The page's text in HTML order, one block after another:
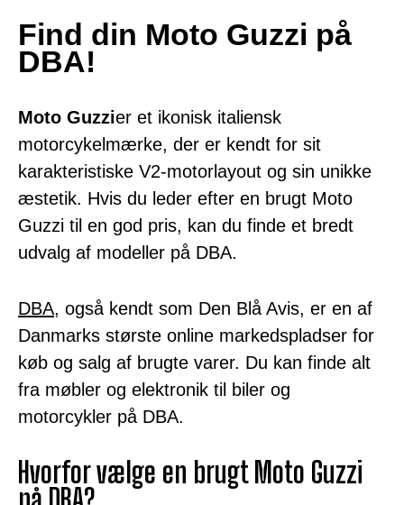
Find din Moto Guzzi på
DBA!
Moto Guzzier et ikonisk italiensk
motorcykelmærke, der er kendt for sit
karakteristiske V2-motorlayout og sin unikke
æstetik. Hvis du leder efter en brugt Moto
Guzzi til en god pris, kan du finde et bredt
udvalg af modeller på DBA.
DBA, også kendt som Den Blå Avis, er en af
Danmarks største online markedspladser for
køb og salg af brugte varer. Du kan finde alt
fra møbler og elektronik til biler og
motorcykler på DBA.
Hvorfor vælge en brugt Moto Guzzi